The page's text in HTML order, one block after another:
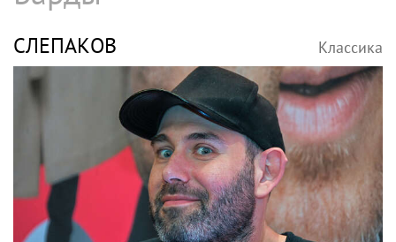
СЛЕПАКОВ Классика